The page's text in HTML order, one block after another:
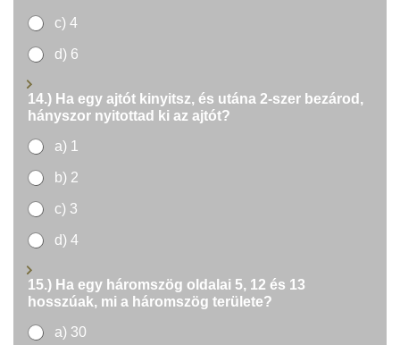
c) 4
d) 6
14.) Ha egy ajtót kinyitsz, és utána 2-szer bezárod,
hányszor nyitottad ki az ajtót?
a) 1
b) 2
c) 3
d) 4
15.) Ha egy háromszög oldalai 5, 12 és 13
hosszúak, mi a háromszög területe?
a) 30